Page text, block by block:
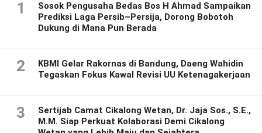
1
Sosok Pengusaha Bedas Bos H Ahmad Sampaikan
Prediksi Laga Persib–Persija, Dorong Bobotoh
Dukung di Mana Pun Berada
2
KBMI Gelar Rakornas di Bandung, Daeng Wahidin
Tegaskan Fokus Kawal Revisi UU Ketenagakerjaan
3
Sertijab Camat Cikalong Wetan, Dr. Jaja Sos., S.E.,
M.M. Siap Perkuat Kolaborasi Demi Cikalong